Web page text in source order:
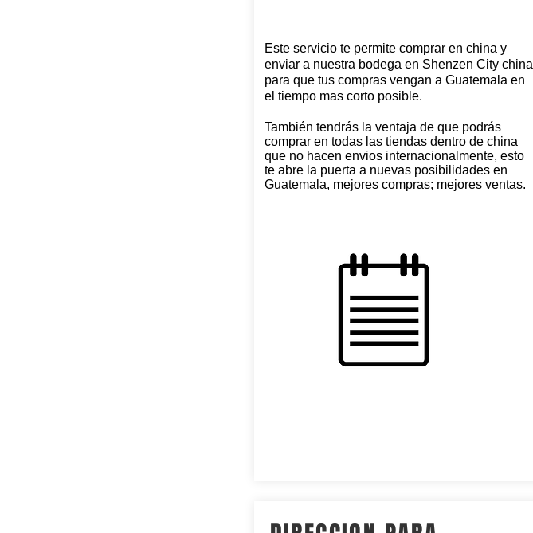
Este servicio te permite comprar en china y
enviar a nuestra bodega en Shenzen City china
para que tus compras vengan a Guatemala en
el tiempo mas corto posible.
También tendrás la ventaja de que podrás
comprar en todas las tiendas dentro de china
que no hacen envios internacionalmente, esto
te abre la puerta a nuevas posibilidades en
Guatemala, mejores compras; mejores ventas.